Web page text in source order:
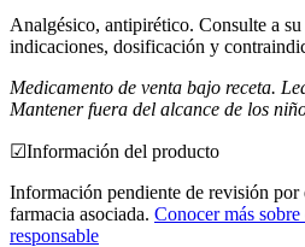
Analgésico, antipirético. Consulte a
indicaciones, dosificación y
Medicamento de venta bajo receta.
Mantener fuera del alcance de los
☑Información del producto
Información pendiente de revisión por
farmacia asociada. Conocer más
responsable